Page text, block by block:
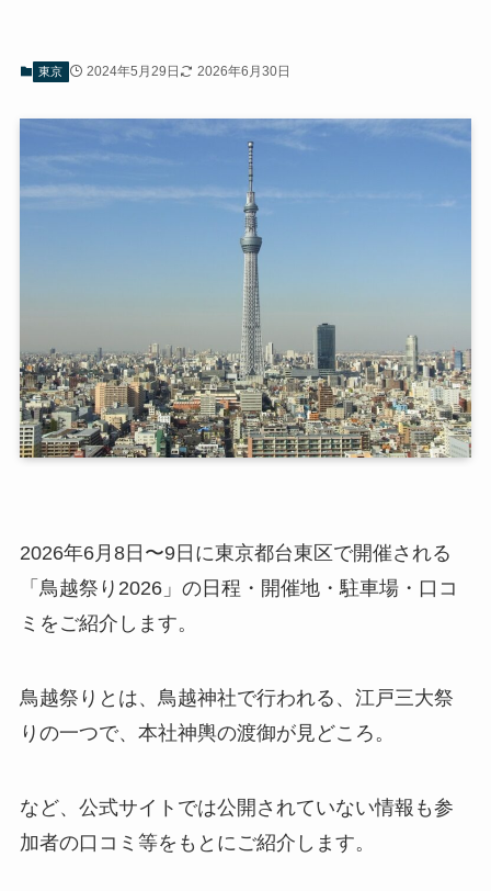
東京 2024年5月29日 2026年6月30日
2026年6月8日〜9日に東京都台東区で開催される
「鳥越祭り2026」の日程・開催地・駐車場・口コ
ミをご紹介します。
鳥越祭りとは、鳥越神社で行われる、江戸三大祭
りの一つで、本社神輿の渡御が見どころ。
など、公式サイトでは公開されていない情報も参
加者の口コミ等をもとにご紹介します。